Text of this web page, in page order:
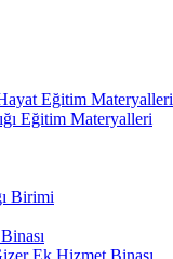
Eğitim Materyalleri
Eğitim Materyalleri
Birimi
Ek Hizmet Binası